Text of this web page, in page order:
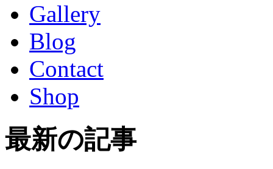
Gallery
Blog
Contact
Shop
最新の記事